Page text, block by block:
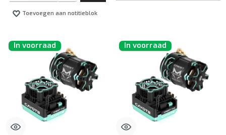
Toevoegen aan notitieblok
In voorraad In voorraad